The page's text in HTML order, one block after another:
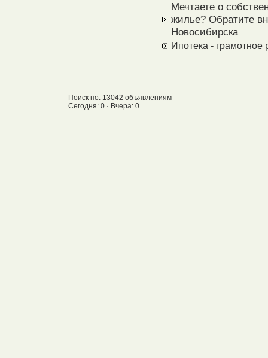
Мечтаете о
жилье? Обратите
Новосибирска
Ипотека -
Поиск по: 13042 объявлениям
Сегодня: 0 · Вчера: 0